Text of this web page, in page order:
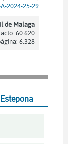
A-2024-25-29
de Malaga
60.620
6.328